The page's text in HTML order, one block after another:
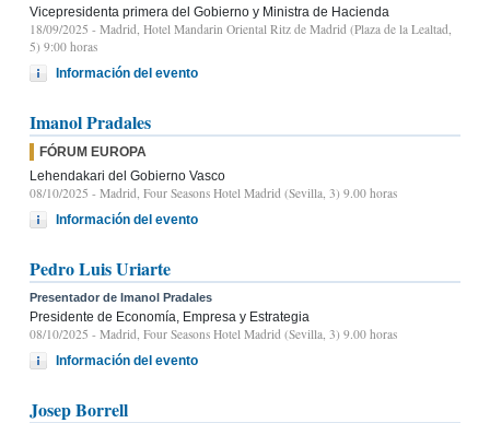
Vicepresidenta primera del Gobierno y Ministra de Hacienda
18/09/2025 - Madrid, Hotel Mandarin Oriental Ritz de Madrid (Plaza de la Lealtad,
5) 9:00 horas
Información del evento
Imanol Pradales
FÓRUM EUROPA
Lehendakari del Gobierno Vasco
08/10/2025 - Madrid, Four Seasons Hotel Madrid (Sevilla, 3) 9.00 horas
Información del evento
Pedro Luis Uriarte
Presentador de Imanol Pradales
Presidente de Economía, Empresa y Estrategia
08/10/2025 - Madrid, Four Seasons Hotel Madrid (Sevilla, 3) 9.00 horas
Información del evento
Josep Borrell